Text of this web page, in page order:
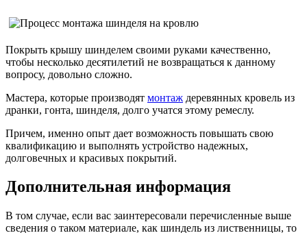
Покрыть крышу шинделем своими руками качественно,
чтобы несколько десятилетий не возвращаться к данному
вопросу, довольно сложно.
Мастера, которые производят монтаж деревянных кровель из
дранки, гонта, шинделя, долго учатся этому ремеслу.
Причем, именно опыт дает возможность повышать свою
квалификацию и выполнять устройство надежных,
долговечных и красивых покрытий.
Дополнительная информация
В том случае, если вас заинтересовали перечисленные выше
сведения о таком материале, как шиндель из лиственницы, то